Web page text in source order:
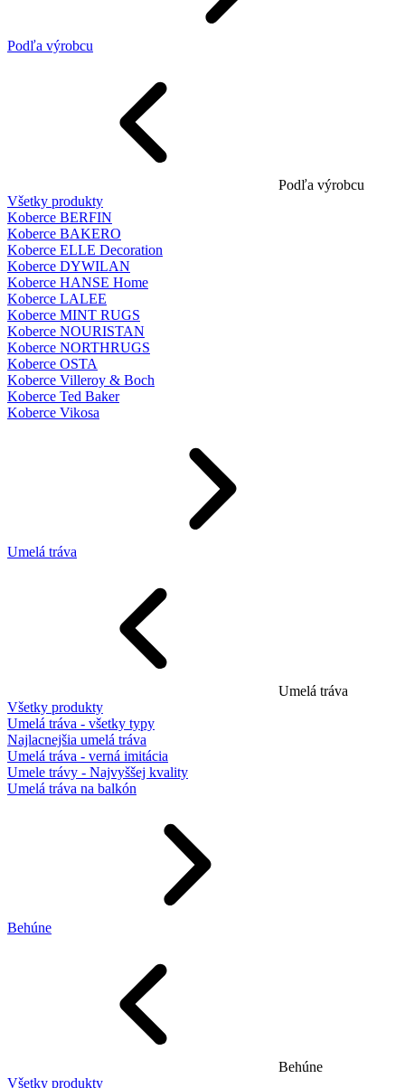
Podľa výrobcu
Podľa výrobcu
Všetky produkty
Koberce BERFIN
Koberce BAKERO
Koberce ELLE Decoration
Koberce DYWILAN
Koberce HANSE Home
Koberce LALEE
Koberce MINT RUGS
Koberce NOURISTAN
Koberce NORTHRUGS
Koberce OSTA
Koberce Villeroy & Boch
Koberce Ted Baker
Koberce Vikosa
Umelá tráva
Umelá tráva
Všetky produkty
Umelá tráva - všetky typy
Najlacnejšia umelá tráva
Umelá tráva - verná imitácia
Umele trávy - Najvyššej kvality
Umelá tráva na balkón
Behúne
Behúne
Všetky produkty